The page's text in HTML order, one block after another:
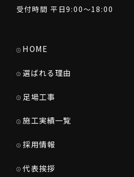
受付時間 平日9:00～18:00
HOME
選ばれる理由
足場工事
施工実績一覧
採用情報
代表挨拶